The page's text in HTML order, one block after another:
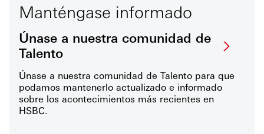
Manténgase informado
Únase a nuestra comunidad de
Talento
Únase a nuestra comunidad de Talento para que
podamos mantenerlo actualizado e informado
sobre los acontecimientos más recientes en
HSBC.